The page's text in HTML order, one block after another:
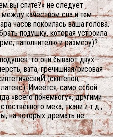
вы спите?» не следует
между качеством сна и тем
часов покоилась ваша голова,
подушку, которая устроила
наполнителю и размеру)?
то они бывают двух
вата, гречишная/рисовая
(синтепон,
Имеется, само собой
«всего понемногу», другими
меха, ткани и т.д.,
на которых дремать не